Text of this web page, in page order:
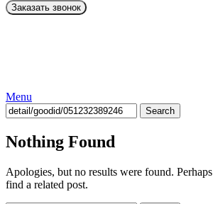
Menu
Search
Nothing Found
Apologies, but no results were found.
find a related post.